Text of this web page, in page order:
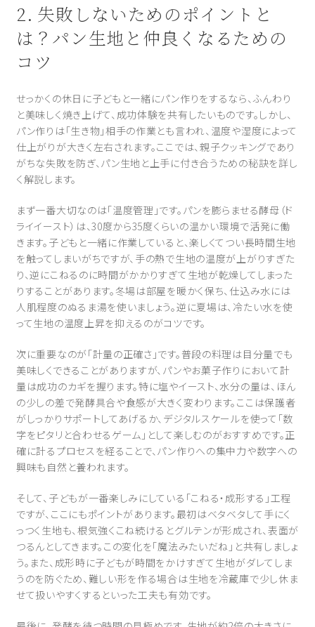
2. 失敗しないためのポイントと
は？パン生地と仲良くなるための
コツ
せっかくの休日に子どもと一緒にパン作りをするなら、ふんわり
と美味しく焼き上げて、成功体験を共有したいものです。しかし、
パン作りは「生き物」相手の作業とも言われ、温度や湿度によって
仕上がりが大きく左右されます。ここでは、親子クッキングであり
がちな失敗を防ぎ、パン生地と上手に付き合うための秘訣を詳し
く解説します。
まず一番大切なのは「温度管理」です。パンを膨らませる酵母（ド
ライイースト）は、30度から35度くらいの温かい環境で活発に働
きます。子どもと一緒に作業していると、楽しくてつい長時間生地
を触ってしまいがちですが、手の熱で生地の温度が上がりすぎた
り、逆にこねるのに時間がかかりすぎて生地が乾燥してしまった
りすることがあります。冬場は部屋を暖かく保ち、仕込み水には
人肌程度のぬるま湯を使いましょう。逆に夏場は、冷たい水を使
って生地の温度上昇を抑えるのがコツです。
次に重要なのが「計量の正確さ」です。普段の料理は目分量でも
美味しくできることがありますが、パンやお菓子作りにおいて計
量は成功のカギを握ります。特に塩やイースト、水分の量は、ほん
の少しの差で発酵具合や食感が大きく変わります。ここは保護者
がしっかりサポートしてあげるか、デジタルスケールを使って「数
字をピタリと合わせるゲーム」として楽しむのがおすすめです。正
確に計るプロセスを経ることで、パン作りへの集中力や数字への
興味も自然と養われます。
そして、子どもが一番楽しみにしている「こねる・成形する」工程
ですが、ここにもポイントがあります。最初はベタベタして手にく
っつく生地も、根気強くこね続けるとグルテンが形成され、表面が
つるんとしてきます。この変化を「魔法みたいだね」と共有しましょ
う。また、成形時に子どもが時間をかけすぎて生地がダレてしま
うのを防ぐため、難しい形を作る場合は生地を冷蔵庫で少し休ま
せて扱いやすくするといった工夫も有効です。